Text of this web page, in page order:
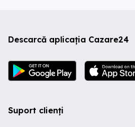
Descarcă aplicația Cazare24
Suport clienți